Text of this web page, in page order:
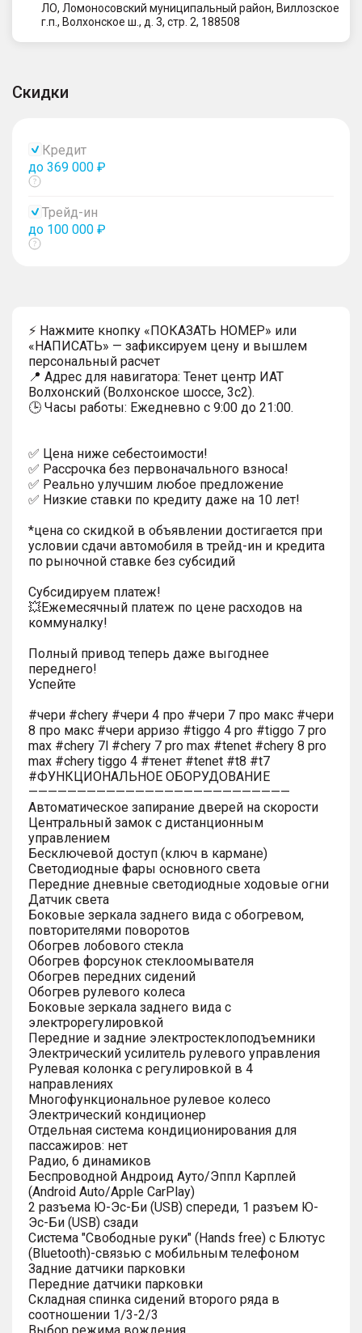
ЛО, Ломоносовский муниципальный район, Виллозское
г.п., Волхонское ш., д. 3, стр. 2, 188508
Скидки
Кредит
до 369 000 ₽
Показать
Трейд-ин
до 100 000 ₽
Показать
⚡ Нажмите кнопку «ПОКАЗАТЬ НОМЕР» или
«НАПИСАТЬ» — зафиксируем цену и вышлем
персональный расчет
📍 Адрес для навигатора: Тенет центр ИАТ
Волхонский (Волхонское шоссе, 3с2).
🕒 Часы работы: Ежедневно с 9:00 до 21:00.
✅ Цена ниже себестоимости!
✅ Рассрочка без первоначального взноса!
✅ Реально улучшим любое предложение
✅ Низкие ставки по кредиту даже на 10 лет!
*цена со скидкой в объявлении достигается при
условии сдачи автомобиля в трейд-ин и кредита
по рыночной ставке без субсидий
Субсидируем платеж!
💥Ежемесячный платеж по цене расходов на
коммуналку!
Полный привод теперь даже выгоднее
переднего!
Успейте
#чери #chery #чери 4 про #чери 7 про макс #чери
8 про макс #чери арризо #tiggo 4 pro #tiggo 7 pro
max #chery 7l #chery 7 pro max #tenet #chery 8 pro
max #chery tiggo 4 #тенет #tenet #t8 #t7
#ФУНКЦИОНАЛЬНОЕ ОБОРУДОВАНИЕ
———————————————————————————
Автоматическое запирание дверей на скорости
Центральный замок с дистанционным
управлением
Бесключевой доступ (ключ в кармане)
Светодиодные фары основного света
Передние дневные светодиодные ходовые огни
Датчик света
Боковые зеркала заднего вида с обогревом,
повторителями поворотов
Обогрев лобового стекла
Обогрев форсунок стеклоомывателя
Обогрев передних сидений
Обогрев рулевого колеса
Боковые зеркала заднего вида с
электрорегулировкой
Передние и задние электростеклоподъемники
Электрический усилитель рулевого управления
Рулевая колонка с регулировкой в 4
направлениях
Многофункциональное рулевое колесо
Электрический кондиционер
Отдельная система кондиционирования для
пассажиров: нет
Радио, 6 динамиков
Беспроводной Андроид Ауто/Эппл Карплей
(Android Auto/Apple CarPlay)
2 разъема Ю-Эс-Би (USB) спереди, 1 разъем Ю-
Эс-Би (USB) сзади
Система "Свободные руки" (Hands free) с Блютус
(Bluetooth)-связью с мобильным телефоном
Задние датчики парковки
Передние датчики парковки
Складная спинка сидений второго ряда в
соотношении 1/3-2/3
Выбор режима вождения